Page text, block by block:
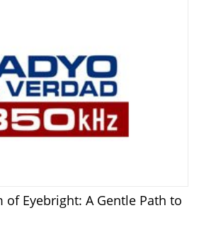
of Eyebright: A Gentle Path to